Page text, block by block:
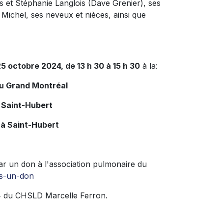
Stéphanie Langlois (Dave Grenier), ses
ses neveux et nièces, ainsi que
octobre 2024, de 13 h 30 à 15 h 30 à la:
Grand Montréal
Hubert
Saint-Hubert
un don à l'association pulmonaire du
un-don
du CHSLD Marcelle Ferron.